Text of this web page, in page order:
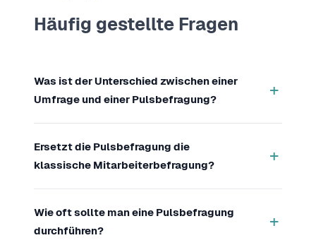
Häufig gestellte Fragen
Was ist der Unterschied zwischen einer
Umfrage und einer Pulsbefragung?
+
Mitarbeiterbefragung: kurz (5 bis 15 Fragen),
regelmäßig wiederholt (monatlich oder
quartalsweise) und auf die aktuelle Stimmung
fokussiert. Eine allgemeine Umfrage oder die
klassische jährliche Mitarbeiterbefragung ist
Ersetzt die Pulsbefragung die
klassische Mitarbeiterbefragung?
+
ersetzen sich nicht. Die Jahresbefragung liefert
die Tiefe und das Gesamtbild, die
Wie oft sollte man eine Pulsbefragung
durchführen?
+